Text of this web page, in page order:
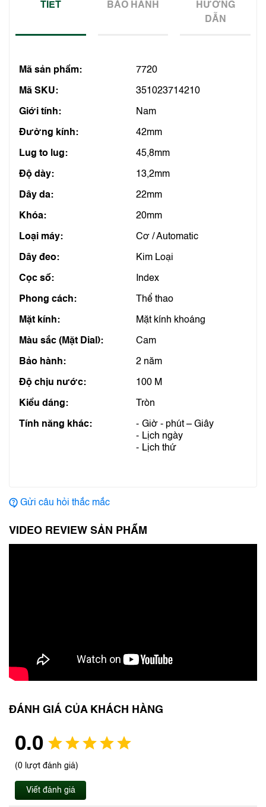
TIẾT BẢO HÀNH
HƯỚNG
DẪN
Mã sản phẩm: 7720
Mã SKU: 351023714210
Giới tính: Nam
Đường kính: 42mm
Lug to lug: 45,8mm
Độ dày: 13,2mm
Dây da: 22mm
Khóa: 20mm
Loại máy: Cơ / Automatic
Dây đeo: Kim Loại
Cọc số: Index
Phong cách: Thể thao
Mặt kính: Mặt kính khoáng
Màu sắc (Mặt Dial): Cam
Bảo hành: 2 năm
Độ chịu nước: 100 M
Kiểu dáng: Tròn
Tính năng khác:
Giờ - phút – Giây
Lịch ngày
Lịch thứ
Gửi câu hỏi thắc mắc
VIDEO REVIEW SẢN PHẨM
ĐÁNH GIÁ CỦA KHÁCH HÀNG
0.0
(0 lượt đánh giá)
Viết đánh giá